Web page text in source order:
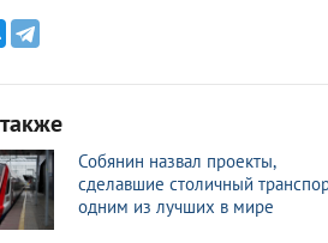
Собянин назвал проекты,
сделавшие столичный
одним из лучших в мире